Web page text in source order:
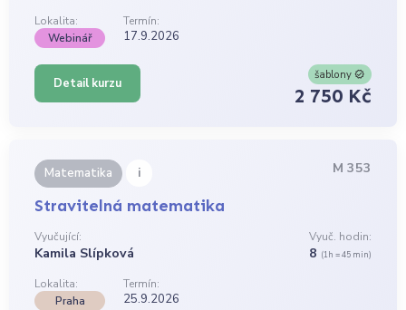
Lokalita:
Termín:
Webinář
17.9.2026
Detail kurzu
šablony
2 750 Kč
Matematika i M 353
Stravitelná matematika
Vyučující:
Kamila Slípková
Vyuč. hodin:
8 (1h = 45 min)
Lokalita:
Termín:
Praha
25.9.2026